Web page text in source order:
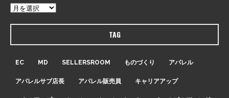
TAG
EC MD SELLERSROOM ものづくり アパレル
アパレルサブ店長 アパレル販売員 キャリアアップ